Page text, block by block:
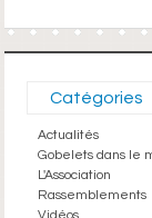
Catégories
Actualités
Gobelets dans le
L'Association
Rassemblements